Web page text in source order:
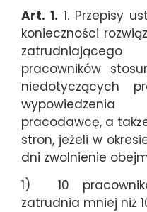
Art. 1. 1. Przepisy
konieczności
pracowników
niedotyczących
pracodawcę, a
stron, jeżeli w
dni zwolnienie
1) 10
zatrudnia mniej niż